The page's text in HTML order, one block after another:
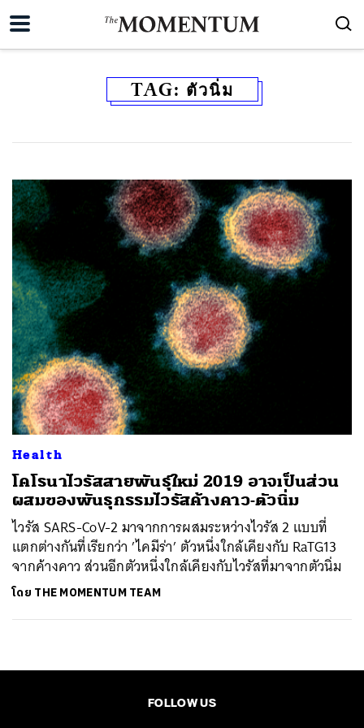
TAG: ตัวนิ่ม
Health
โคโรนาไวรัสสายพันธุ์ใหม่ 2019 อาจเป็นส่วน
ผสมของพันธุกรรมไวรัสค้างคาว-ตัวนิ่ม
ไวรัส SARS-CoV-2 มาจากการผสมระหว่างไวรัส 2 แบบที่
แตกต่างกันที่เรียกว่า ’ไคมีร่า’ ตัวหนึ่งใกล้เคียงกับ RaTG13
จากค้างคาว ส่วนอีกตัวหนึ่งใกล้เคียงกับไวรัสที่มาจากตัวนิ่ม
โดย THE MOMENTUM TEAM
FOLLOW US
ค้นหา
SHARE TWEET